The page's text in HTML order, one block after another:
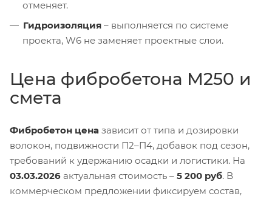
отменяет.
Гидроизоляция – выполняется по системе
проекта, W6 не заменяет проектные слои.
Цена фибробетона М250 и
смета
Фибробетон цена зависит от типа и дозировки
волокон, подвижности П2–П4, добавок под сезон,
требований к удержанию осадки и логистики. На
03.03.2026 актуальная стоимость – 5 200 руб. В
коммерческом предложении фиксируем состав,